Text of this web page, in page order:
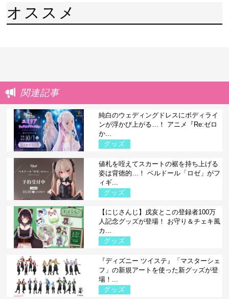
オススメ
関連記事
純白のウェディングドレスにボディライ
ンが浮かび上がる…！ アニメ『Re:ゼロ
か...
グッズ
値札を咥えてスカートの裾を持ち上げる
姿は背徳的…！ ベルドール「ロゼ」がフ
ィギ...
グッズ
【にじさんじ】戌亥とこの登録者100万
人記念グッズが登場！ お守り＆チェキ風
カ...
グッズ
『ディズニー ツイステ』「マスターシェ
フ」の新規アートを使った新グッズが登
場！...
グッズ